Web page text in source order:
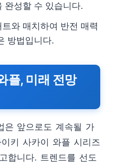
완성할 수 있습니다.
와 매치하여 반전 매력
방법입니다.
플, 미래 전망
은 앞으로도 계속될 가
키 사카이 와플 시리즈
합니다. 트렌드를 선도